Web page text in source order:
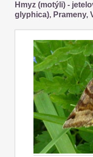
Hmyz (motýli) -
glyphica), Prameny,